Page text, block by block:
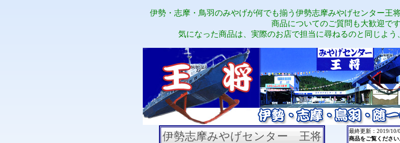
伊勢・志摩・鳥羽のみやげが何でも揃う伊勢志摩みやげセンター王
商品についてのご質問も大歓迎です
気になった商品は、実際のお店で担当に尋ねるのと同じよう
伊勢志摩みやげセンター 王将